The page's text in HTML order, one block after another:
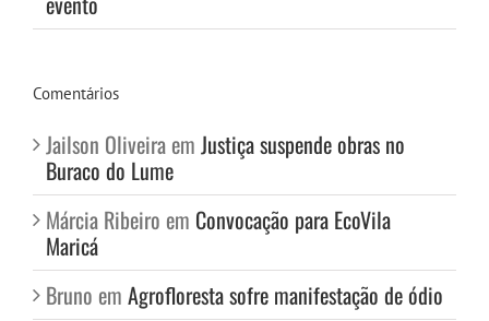
Comentários
Jailson Oliveira em Justiça suspende obras no
Buraco do Lume
Márcia Ribeiro em Convocação para EcoVila
Maricá
Bruno em Agrofloresta sofre manifestação de ódio